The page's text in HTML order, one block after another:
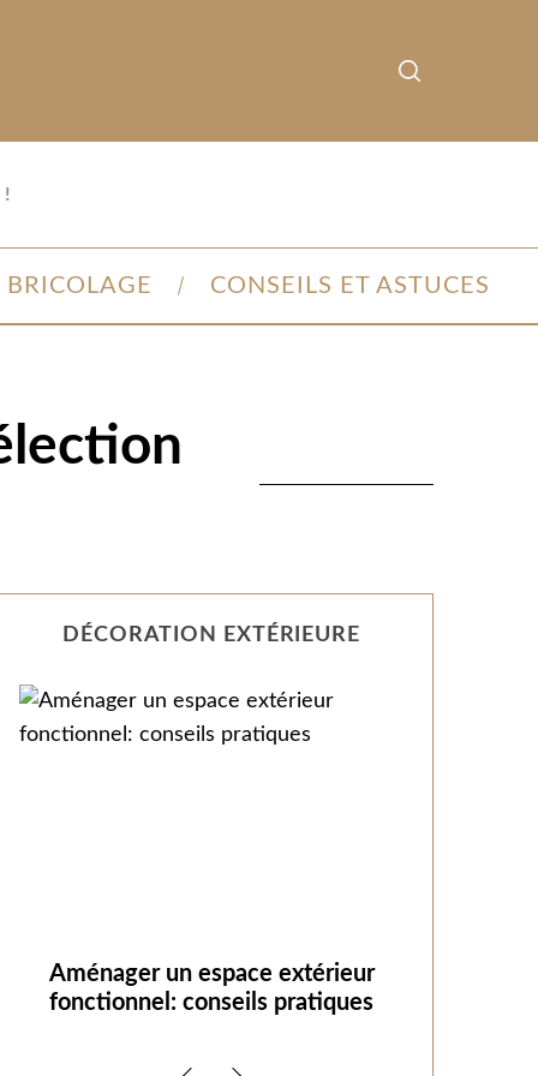
!
BRICOLAGE CONSEILS ET ASTUCES
DÉCORATION EXTÉRIEURE
Aménager un jardin pour un
espace convivial et pratique